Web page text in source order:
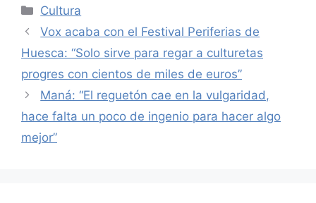
Categories
Cultura
Vox acaba con el Festival Periferias de
Huesca: “Solo sirve para regar a culturetas
progres con cientos de miles de euros”
Maná: “El reguetón cae en la vulgaridad,
hace falta un poco de ingenio para hacer algo
mejor”